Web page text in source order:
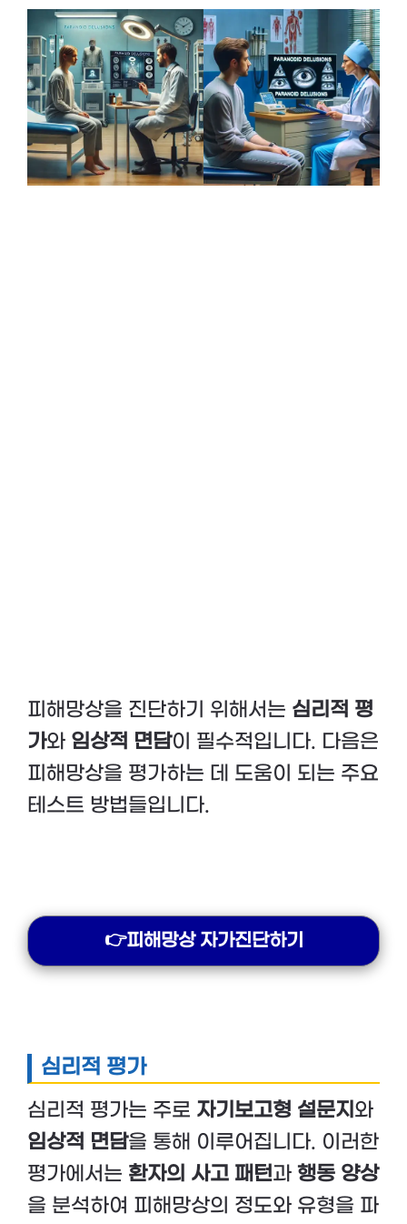
피해망상을 진단하기 위해서는 심리적 평
가와 임상적 면담이 필수적입니다. 다음은
피해망상을 평가하는 데 도움이 되는 주요
테스트 방법들입니다.
👉피해망상 자가진단하기
심리적 평가
심리적 평가는 주로 자기보고형 설문지 와
임상적 면담을 통해 이루어집니다. 이러한
평가에서는 환자의 사고 패턴과 행동 양상
을 분석하여 피해망상의 정도와 유형을 파